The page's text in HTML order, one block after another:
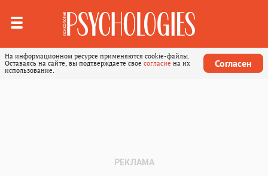
На информационном ресурсе применяются cookie-файлы.
Оставаясь на сайте, вы подтверждаете свое согласие на их
использование.
Согласен